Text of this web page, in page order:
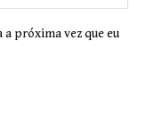
a próxima vez que eu